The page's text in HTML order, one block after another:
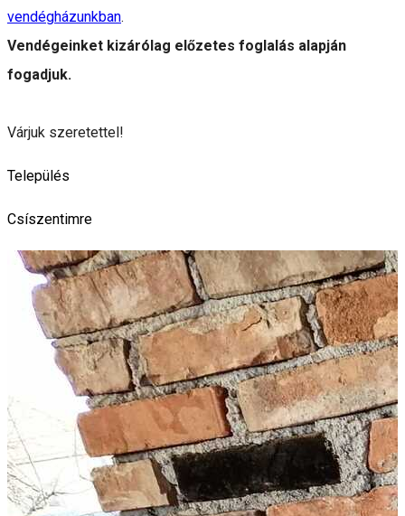
vendégházunkban.
Vendégeinket kizárólag előzetes foglalás alapján
fogadjuk.
Várjuk szeretettel!
Település
Csíszentimre